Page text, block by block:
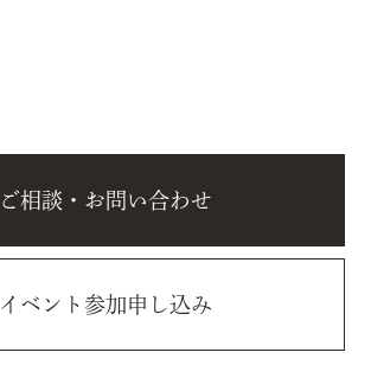
ご相談・お問い合わせ
イベント参加申し込み